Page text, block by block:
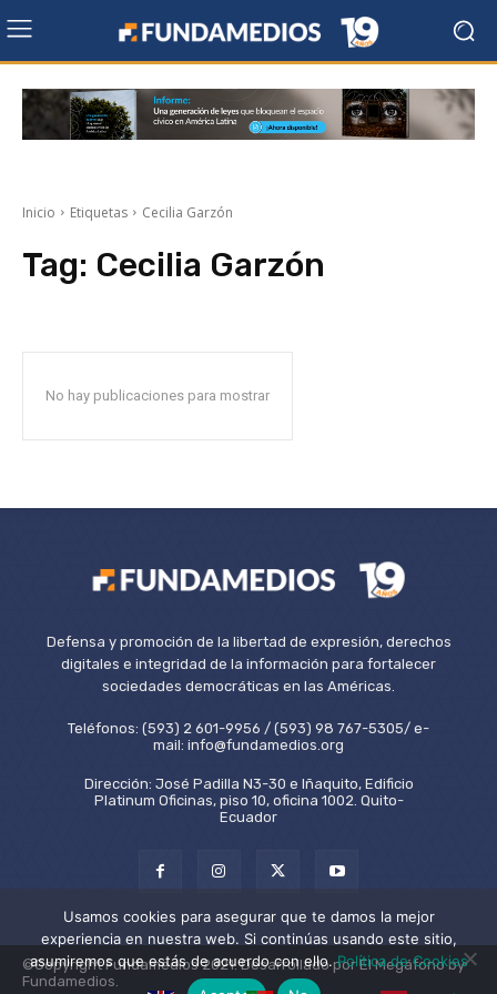
Inicio Etiquetas Cecilia Garzón
Tag: Cecilia Garzón
No hay publicaciones para mostrar
Defensa y promoción de la libertad de expresión, derechos
digitales e integridad de la información para fortalecer
sociedades democráticas en las Américas.
Teléfonos: (593) 2 601-9956 / (593) 98 767-5305/ e-
mail: info@fundamedios.org
Dirección: José Padilla N3-30 e Iñaquito, Edificio
Platinum Oficinas, piso 10, oficina 1002. Quito-
Ecuador
©Copyright Fundamedios 2021. Desarrollado por El Megáfono by
Fundamedios.
Usamos cookies para asegurar que te damos la mejor
experiencia en nuestra web. Si continúas usando este sitio,
asumiremos que estás de acuerdo con ello.Política de Cookies